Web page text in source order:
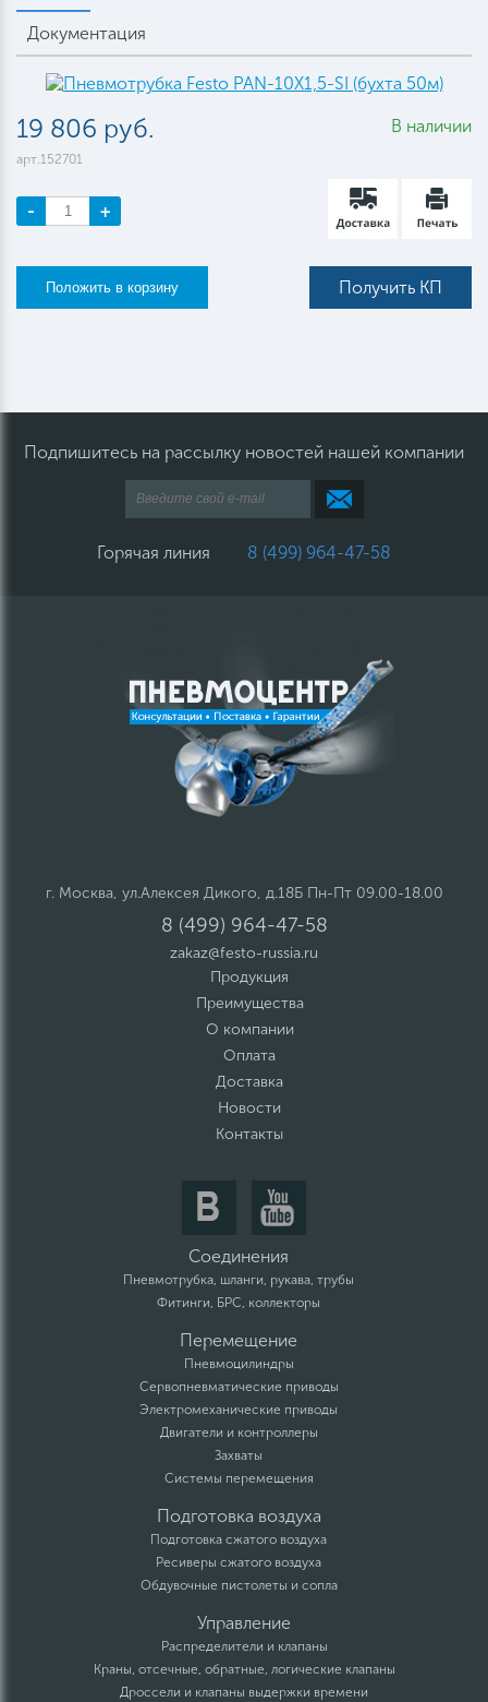
Документация
19 806 руб.
арт.152701
В наличии
- +
Получить КП
Подпишитесь на рассылку новостей нашей компании
Горячая линия 8 (499) 964-47-58
г. Москва, ул.Алексея Дикого, д.18Б Пн-Пт 09.00-18.00
8 (499) 964-47-58
zakaz@festo-russia.ru
Продукция
Преимущества
О компании
Оплата
Доставка
Новости
Контакты
Соединения
Пневмотрубка, шланги, рукава, трубы
Фитинги, БРС, коллекторы
Перемещение
Пневмоцилиндры
Сервопневматические приводы
Электромеханические приводы
Двигатели и контроллеры
Захваты
Системы перемещения
Подготовка воздуха
Подготовка сжатого воздуха
Ресиверы сжатого воздуха
Обдувочные пистолеты и сопла
Управление
Распределители и клапаны
Краны, отсечные, обратные, логические клапаны
Дроссели и клапаны выдержки времени